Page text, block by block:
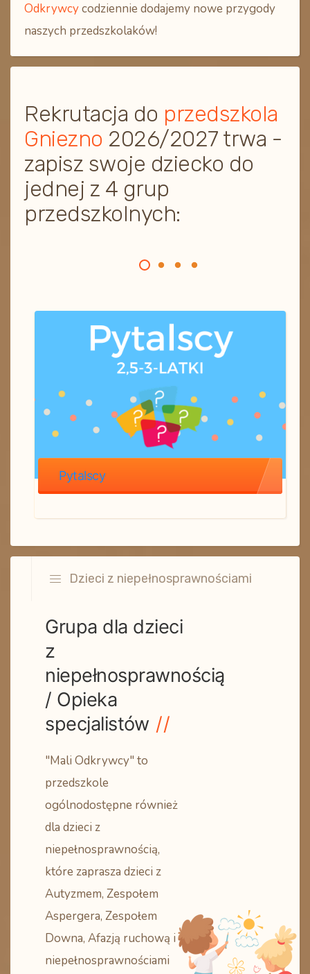
Odkrywcycodziennie dodajemy nowe przygody
naszych przedszkolaków!
Rekrutacja do przedszkola
Gniezno 2026/2027 trwa -
zapisz swoje dziecko do
jednej z 4 grup
przedszkolnych:
Pytalscy
Dzieci z niepełnosprawnościami
Grupa dla dzieci
z
niepełnosprawnością
/ Opieka
specjalistów
"Mali Odkrywcy" to
przedszkole
ogólnodostępne również
dla dzieci z
niepełnosprawnością,
które zaprasza dzieci z
Autyzmem, Zespołem
Aspergera, Zespołem
Downa, Afazją ruchową i
niepełnosprawnościami